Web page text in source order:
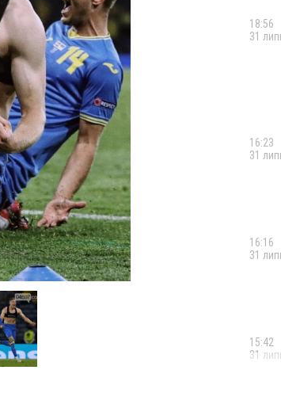
18:56
31
16:23
31
16:16
31
15:42
31